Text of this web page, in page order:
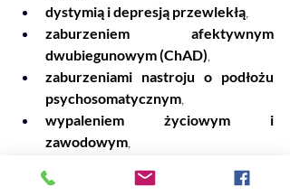
dystymią i depresją przewlekłą
zaburzeniem afektywnym
dwubiegunowym (ChAD)
zaburzeniami nastroju o podłożu
psychosomatycznym
wypaleniem życiowym i
zawodowym
motywacji